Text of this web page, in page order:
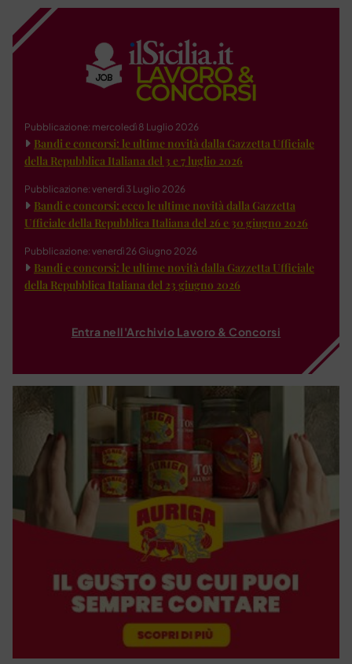
Pubblicazione: mercoledì 8 Luglio 2026
Bandi e concorsi: le ultime novità dalla Gazzetta Ufficiale
della Repubblica Italiana del 3 e 7 luglio 2026
Pubblicazione: venerdì 3 Luglio 2026
Bandi e concorsi: ecco le ultime novità dalla Gazzetta
Ufficiale della Repubblica Italiana del 26 e 30 giugno 2026
Pubblicazione: venerdì 26 Giugno 2026
Bandi e concorsi: le ultime novità dalla Gazzetta Ufficiale
della Repubblica Italiana del 23 giugno 2026
Entra nell'Archivio Lavoro & Concorsi